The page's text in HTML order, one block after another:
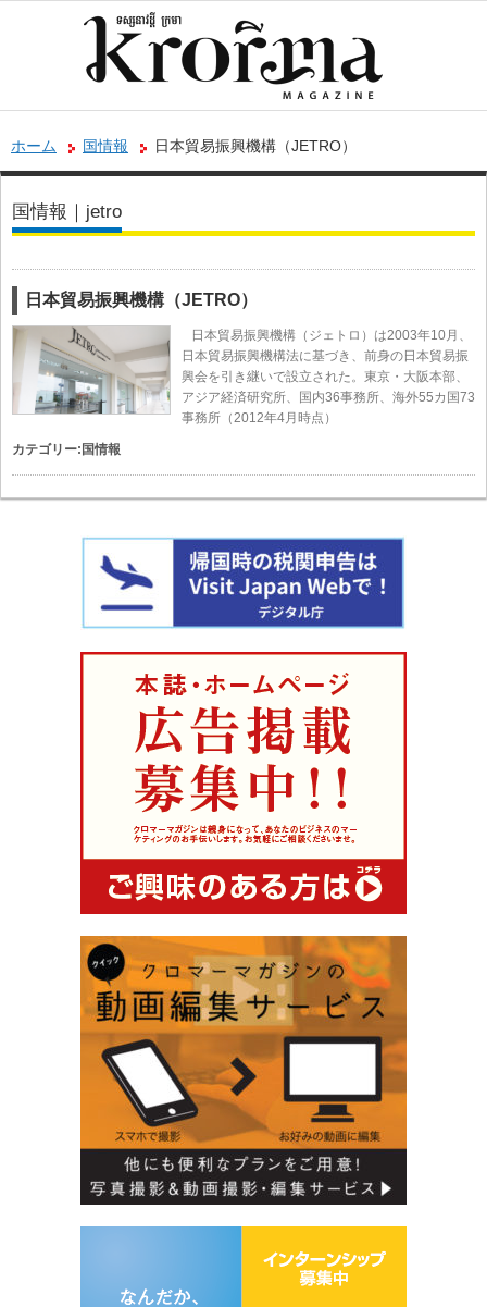
ホーム 国情報 日本貿易振興機構（JETRO）
国情報｜jetro
日本貿易振興機構（JETRO）
日本貿易振興機構（ジェトロ）は2003年10月、
日本貿易振興機構法に基づき、前身の日本貿易振
興会を引き継いで設立された。東京・大阪本部、
アジア経済研究所、国内36事務所、海外55カ国73
事務所（2012年4月時点）
カテゴリー: 国情報